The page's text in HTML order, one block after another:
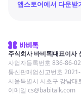
앱스토어에서 다운받
주식회사 바비톡대표이사
사업자등록번호 836-86-
통신판매업신고번호
서울특별시 서초구 강남
이메일 cs@babitalk.com